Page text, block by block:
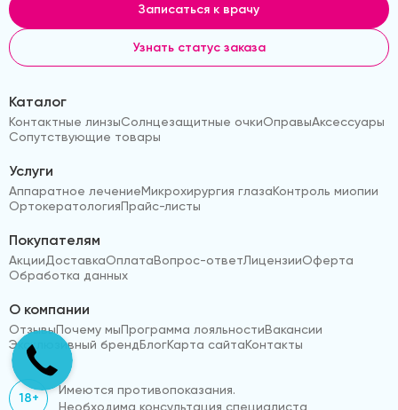
Записаться к врачу
Узнать статус заказа
Каталог
Контактные линзыСолнцезащитные очкиОправыАксессуары
Сопутствующие товары
Услуги
Аппаратное лечениеМикрохирургия глазаКонтроль миопии
ОртокератологияПрайс-листы
Покупателям
АкцииДоставкаОплатаВопрос-ответЛицензииОферта
Обработка данных
О компании
ОтзывыПочему мыПрограмма лояльностиВакансии
Эксклюзивный брендБлогКарта сайтаКонтакты
18+
Имеются противопоказания.
Необходима консультация специалиста